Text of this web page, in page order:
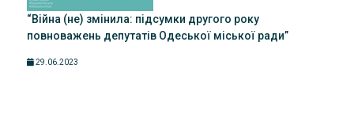
“Війна (не) змінила: підсумки другого року
повноважень депутатів Одеської міської ради”
29.06.2023